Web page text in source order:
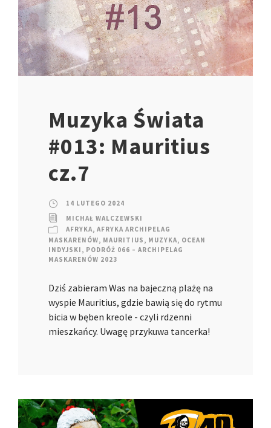
Muzyka Świata
#013: Mauritius
cz.7
14 LUTEGO 2024
MICHAŁ WALCZEWSKI
AFRYKA, AFRYKA ARCHIPELAG
MASKARENÓW, MAURITIUS , MUZYKA, OCEAN
INDYJSKI , PODRÓŻ 066 – ARCHIPELAG
MASKARENÓW 2023
Dziś zabieram Was na bajeczną plażę na
wyspie Mauritius, gdzie bawią się do rytmu
bicia w bęben kreole - czyli rdzenni
mieszkańcy. Uwagę przykuwa tancerka!